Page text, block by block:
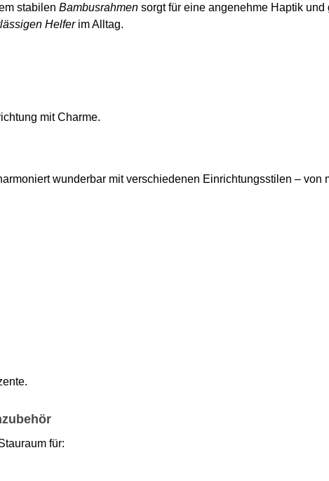
stabilen Bambusrahmen sorgt für eine angenehme Haptik
Helferim Alltag.
mit Charme.
wunderbar mit verschiedenen Einrichtungsstilen –
für: